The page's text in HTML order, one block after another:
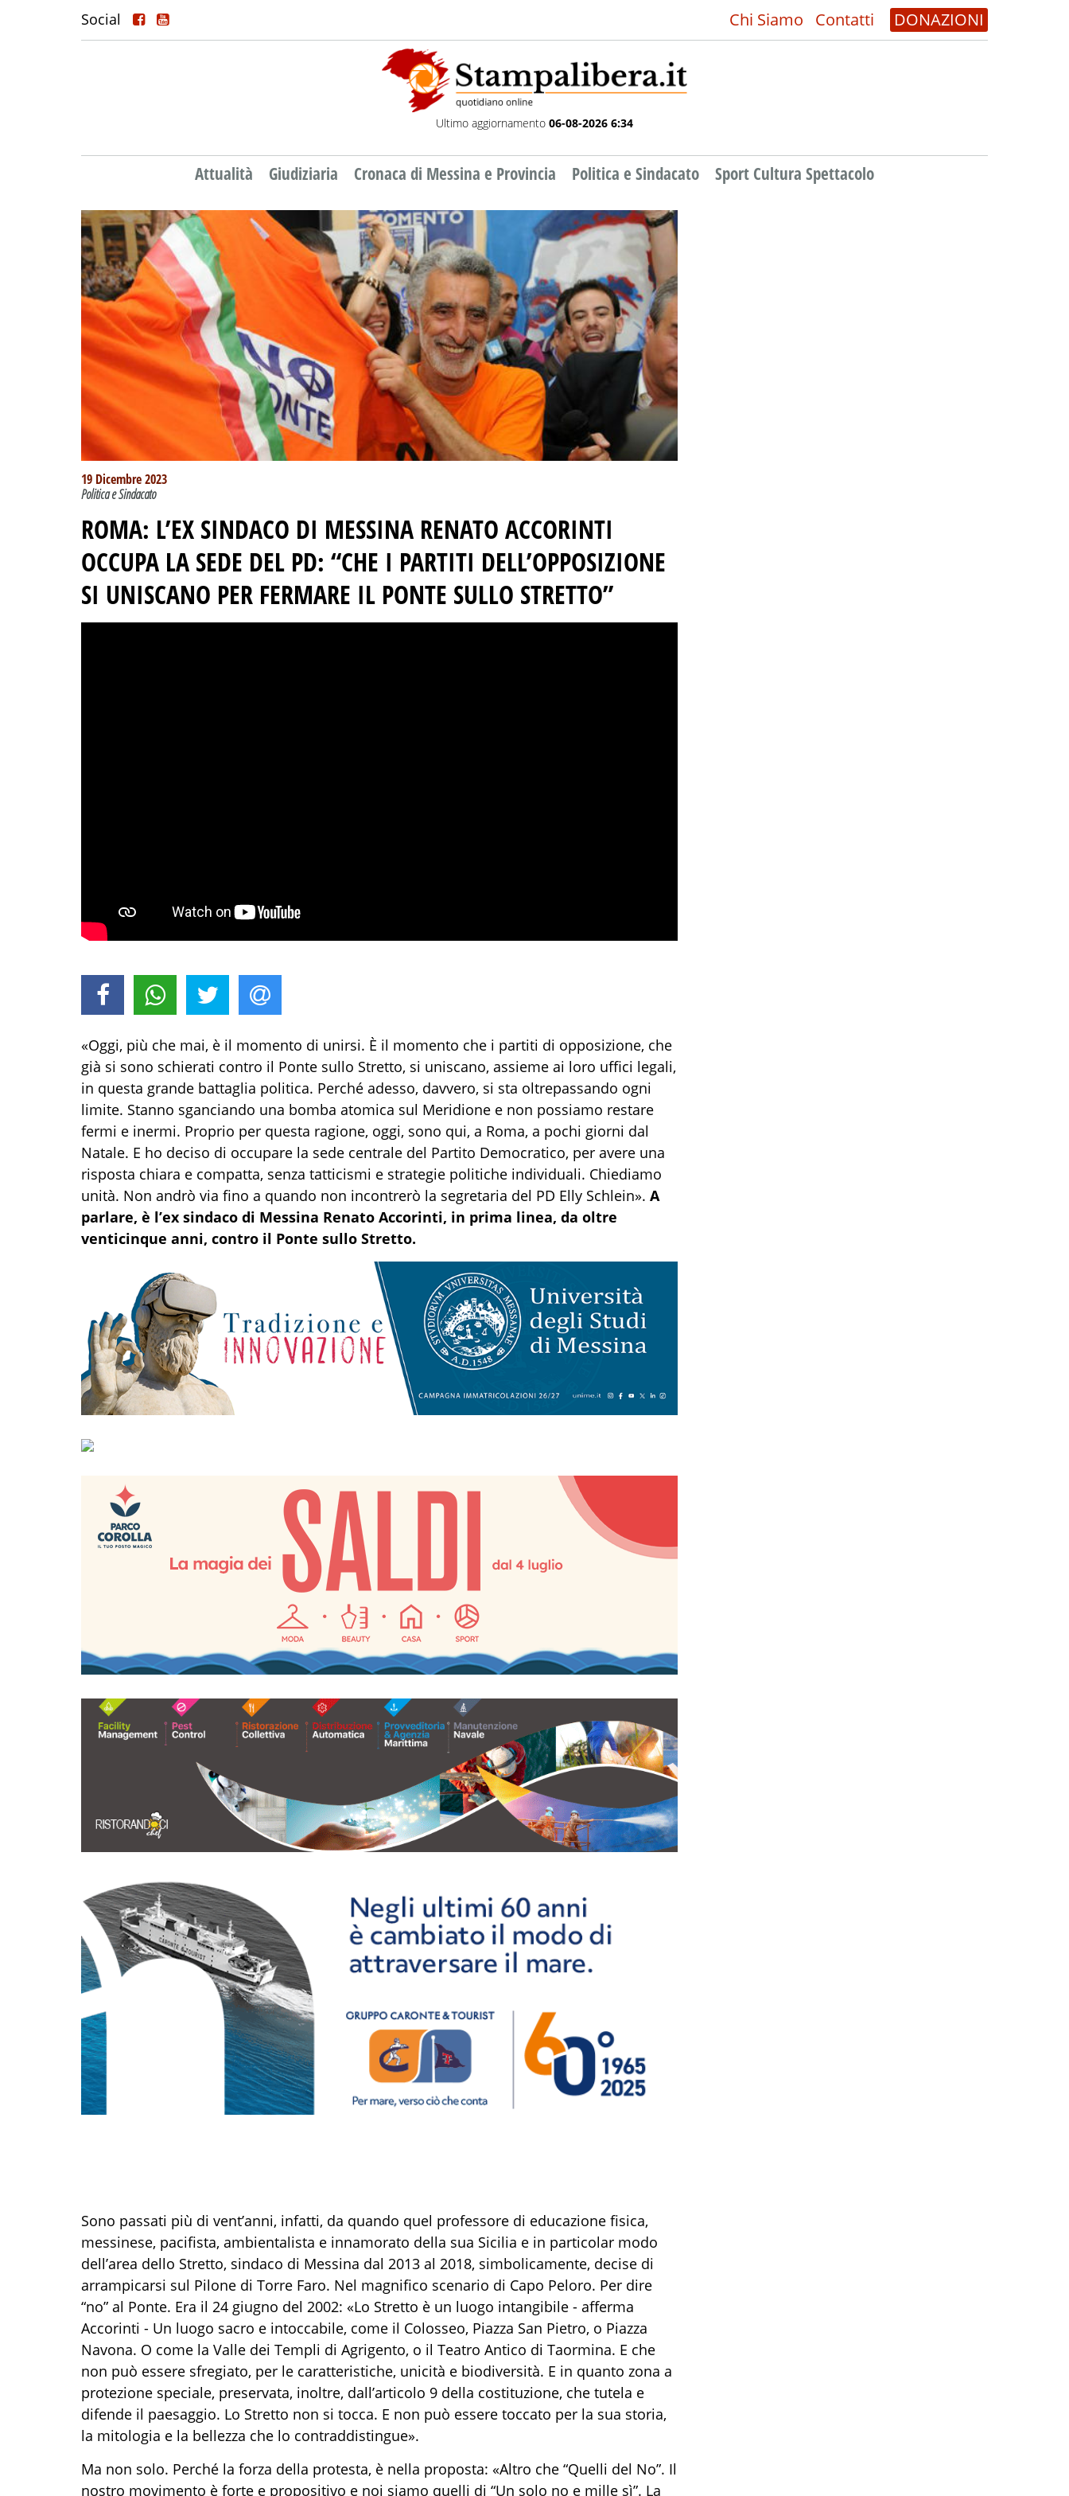
Social Chi Siamo Contatti DONAZIONI
Ultimo aggiornamento 06-08-2026 6:34
Attualità Giudiziaria Cronaca di Messina e Provincia Politica e Sindacato Sport Cultura Spettacolo
19 Dicembre 2023
Politica e Sindacato
ROMA: L’EX SINDACO DI MESSINA RENATO ACCORINTI
OCCUPA LA SEDE DEL PD: “CHE I PARTITI DELL’OPPOSIZIONE
SI UNISCANO PER FERMARE IL PONTE SULLO STRETTO”
«Oggi, più che mai, è il momento di unirsi. È il momento che i partiti di opposizione, che
già si sono schierati contro il Ponte sullo Stretto, si uniscano, assieme ai loro uffici legali,
in questa grande battaglia politica. Perché adesso, davvero, si sta oltrepassando ogni
limite. Stanno sganciando una bomba atomica sul Meridione e non possiamo restare
fermi e inermi. Proprio per questa ragione, oggi, sono qui, a Roma, a pochi giorni dal
Natale. E ho deciso di occupare la sede centrale del Partito Democratico, per avere una
risposta chiara e compatta, senza tatticismi e strategie politiche individuali. Chiediamo
unità. Non andrò via fino a quando non incontrerò la segretaria del PD Elly Schlein». A
parlare, è l’ex sindaco di Messina Renato Accorinti, in prima linea, da oltre
venticinque anni, contro il Ponte sullo Stretto.
Sono passati più di vent’anni, infatti, da quando quel professore di educazione fisica,
messinese, pacifista, ambientalista e innamorato della sua Sicilia e in particolar modo
dell’area dello Stretto, sindaco di Messina dal 2013 al 2018, simbolicamente, decise di
arrampicarsi sul Pilone di Torre Faro. Nel magnifico scenario di Capo Peloro. Per dire
“no” al Ponte. Era il 24 giugno del 2002: «Lo Stretto è un luogo intangibile - afferma
Accorinti - Un luogo sacro e intoccabile, come il Colosseo, Piazza San Pietro, o Piazza
Navona. O come la Valle dei Templi di Agrigento, o il Teatro Antico di Taormina. E che
non può essere sfregiato, per le caratteristiche, unicità e biodiversità. E in quanto zona a
protezione speciale, preservata, inoltre, dall’articolo 9 della costituzione, che tutela e
difende il paesaggio. Lo Stretto non si tocca. E non può essere toccato per la sua storia,
la mitologia e la bellezza che lo contraddistingue».
Ma non solo. Perché la forza della protesta, è nella proposta: «Altro che “Quelli del No”. Il
nostro movimento è forte e propositivo e noi siamo quelli di “Un solo no e mille sì”. La